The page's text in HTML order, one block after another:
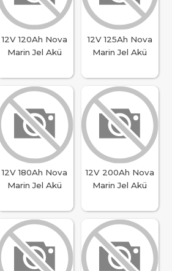
12V 120Ah Nova
Marin Jel Akü
12V 125Ah Nova
Marin Jel Akü
12V 180Ah Nova
Marin Jel Akü
12V 200Ah Nova
Marin Jel Akü